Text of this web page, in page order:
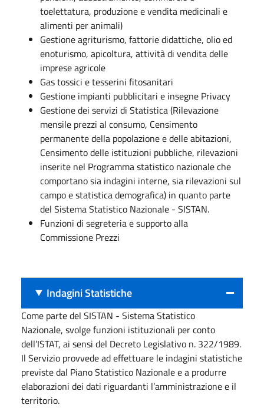
toelettatura, produzione e vendita medicinali e
alimenti per animali)
Gestione agriturismo, fattorie didattiche, olio ed
enoturismo, apicoltura, attività di vendita delle
imprese agricole
Gas tossici e tesserini fitosanitari
Gestione impianti pubblicitari e insegne Privacy
Gestione dei servizi di Statistica (Rilevazione
mensile prezzi al consumo, Censimento
permanente della popolazione e delle abitazioni,
Censimento delle istituzioni pubbliche, rilevazioni
inserite nel Programma statistico nazionale che
comportano sia indagini interne, sia rilevazioni sul
campo e statistica demografica) in quanto parte
del Sistema Statistico Nazionale - SISTAN.
Funzioni di segreteria e supporto alla
Commissione Prezzi
Indagini Statistiche
Come parte del SISTAN - Sistema Statistico
Nazionale, svolge funzioni istituzionali per conto
dell’ISTAT, ai sensi del Decreto Legislativo n. 322/1989.
Il Servizio provvede ad effettuare le indagini statistiche
previste dal Piano Statistico Nazionale e a produrre
elaborazioni dei dati riguardanti l’amministrazione e il
territorio.